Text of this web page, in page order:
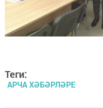
Теги:
АРЧА ХӘБӘРЛӘРЕ